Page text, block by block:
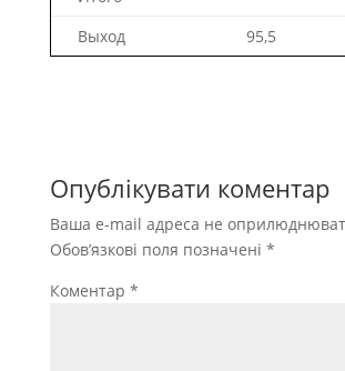
Выход
95,5
Опублікувати коментар
Ваша e-mail адреса не
Обов’язкові поля позначені *
Коментар *